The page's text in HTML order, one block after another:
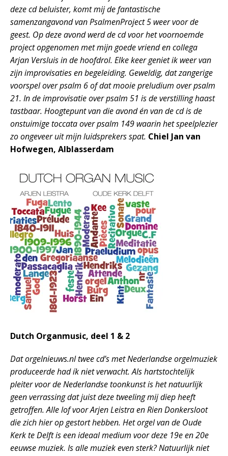
deze cd beluister, komt mij de fantastische
samenzangavond van PsalmenProject 5 weer voor de
geest. Op deze avond werd de cd voor het voornoemde
project opgenomen met mijn goede vriend en collega
Arjan Versluis in de hoofdrol. Elke keer geniet ik weer van
zijn improvisaties en begeleiding. Geweldig, dat zangerige
voorspel over psalm 6 of dat mooie preludium over psalm
21. In de improvisatie over psalm 51 is de verstilling haast
tastbaar. Hoogtepunt van die avond én van de cd is de
onstuimige toccata over psalm 149 waarin het speelplezier
zo ongeveer uit mijn luidsprekers spat. Chiel Jan van
Hofwegen, Alblasserdam
Dutch Organmusic, deel 1 & 2
Dat orgelnieuws.nl twee cd’s met Nederlandse orgelmuziek
produceerde had ík niet verwacht. Als hartstochtelijk
pleiter voor de Nederlandse toonkunst is het natuurlijk
geen verrassing dat juist deze tweeling mij diep heeft
getroffen. Alle lof voor Arjen Leistra en Rien Donkersloot
die zich hier op gestort hebben. Het orgel van de Oude
Kerk te Delft is een ideaal medium voor deze 19e en 20e
eeuwse muziek. Is alle muziek even sterk? Natuurlijk niet